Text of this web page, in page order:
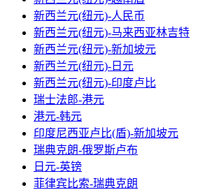
新西兰元(纽元)-人民币
新西兰元(纽元)-马来西亚林吉特
新西兰元(纽元)-新加坡元
新西兰元(纽元)-日元
新西兰元(纽元)-印度卢比
瑞士法郎-港元
港元-韩元
印度尼西亚卢比(盾)-新加坡元
瑞典克朗-俄罗斯卢布
日元-英镑
菲律宾比索-瑞典克朗